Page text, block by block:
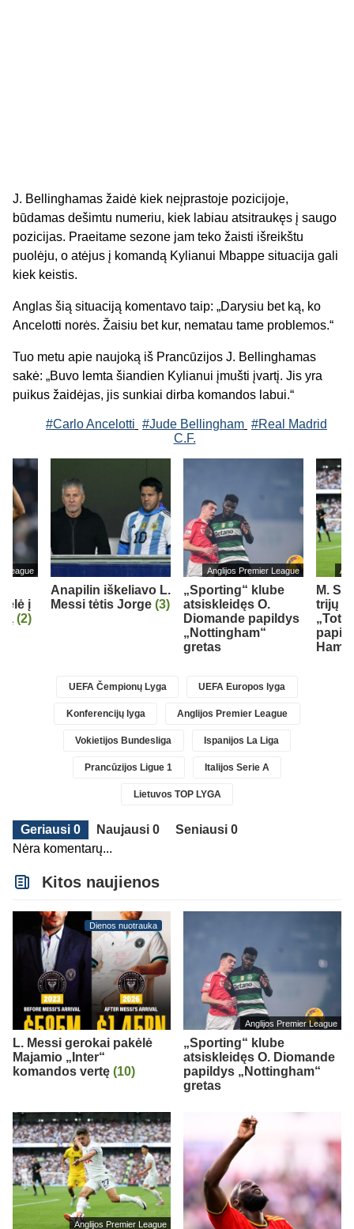
J. Bellinghamas žaidė kiek neįprastoje pozicijoje,
būdamas dešimtu numeriu, kiek labiau atsitraukęs į saugo
pozicijas. Praeitame sezone jam teko žaisti išreikštu
puolėju, o atėjus į komandą Kylianui Mbappe situacija gali
kiek keistis.
Anglas šią situaciją komentavo taip: „Darysiu bet ką, ko
Ancelotti norės. Žaisiu bet kur, nematau tame problemos.“
Tuo metu apie naujoką iš Prancūzijos J. Bellinghamas
sakė: „Buvo lemta šiandien Kylianui įmušti įvartį. Jis yra
puikus žaidėjas, jis sunkiai dirba komandos labui.“
#Carlo Ancelotti #Jude Bellingham #Real Madrid
C.F.
League
į
(2)
Anapilin iškeliavo L.
Messi tėtis Jorge (3)
Anglijos Premier League
„Sporting“ klube
atsiskleidęs O.
Diomande papildys
„Nottingham“
gretas
M.
trijų
UEFA Čempionų Lyga UEFA Europos lyga
Konferencijų lyga Anglijos Premier League
Vokietijos Bundesliga Ispanijos La Liga
Prancūzijos Ligue 1 Italijos Serie A
Lietuvos TOP LYGA
Geriausi 0 Naujausi 0
Seniausi 0
Nėra komentarų...
Kitos naujienos
Dienos nuotrauka
L. Messi gerokai pakėlė
Majamio „Inter“
komandos vertę (10)
Anglijos Premier League
„Sporting“ klube
atsiskleidęs O. Diomande
papildys „Nottingham“
gretas
Anglijos Premier League